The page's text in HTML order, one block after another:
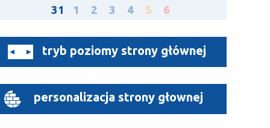
31
1 2 3 4 5 6
tryb poziomy strony głównej
personalizacja strony głownej